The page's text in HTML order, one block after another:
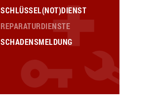
SCHLÜSSEL(NOT)DIENST
REPARATURDIENSTE
SCHADENSMELDUNG